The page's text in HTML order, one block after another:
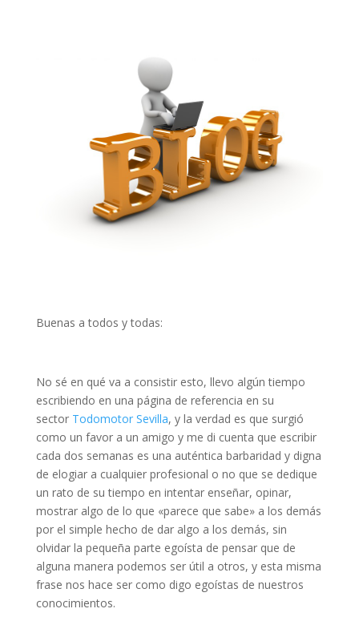
Buenas a todos y todas:
No sé en qué va a consistir esto, llevo algún tiempo
escribiendo en una página de referencia en su
sector Todomotor Sevilla, y la verdad es que surgió
como un favor a un amigo y me di cuenta que escribir
cada dos semanas es una auténtica barbaridad y digna
de elogiar a cualquier profesional o no que se dedique
un rato de su tiempo en intentar enseñar, opinar,
mostrar algo de lo que «parece que sabe» a los demás
por el simple hecho de dar algo a los demás, sin
olvidar la pequeña parte egoísta de pensar que de
alguna manera podemos ser útil a otros, y esta misma
frase nos hace ser como digo egoístas de nuestros
conocimientos.